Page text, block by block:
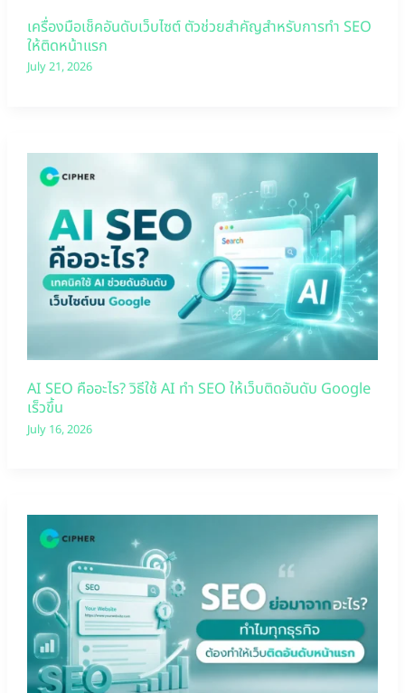
เครื่องมือเช็คอันดับเว็บไซต์ ตัวช่วยสำคัญสำหรับการทำ SEO
ให้ติดหน้าแรก
July 21, 2026
AI SEO คืออะไร? วิธีใช้ AI ทำ SEO ให้เว็บติดอันดับ Google
เร็วขึ้น
July 16, 2026